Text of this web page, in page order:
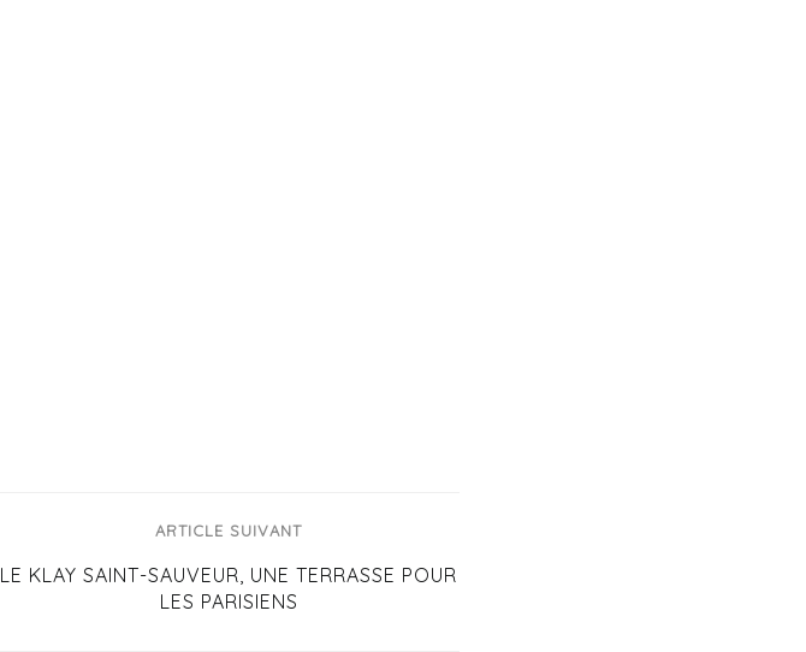
ARTICLE SUIVANT
LE KLAY SAINT-SAUVEUR, UNE TERRASSE POUR
LES PARISIENS